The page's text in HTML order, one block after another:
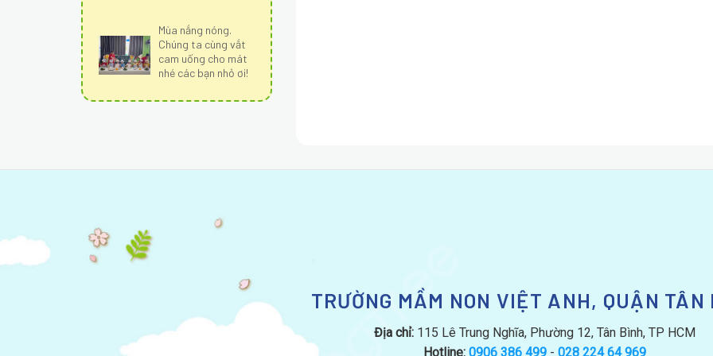
Mùa nắng nóng.
Chúng ta cùng vắt
cam uống cho mát
nhé các bạn nhỏ ơi!
TRƯỜNG MẦM NON VIỆT ANH, QUẬN TÂN
Địa chỉ: 115 Lê Trung Nghĩa, Phường 12, Tân Bình, TP HCM
Hotline: 0906 386 499 - 028 224 64 969